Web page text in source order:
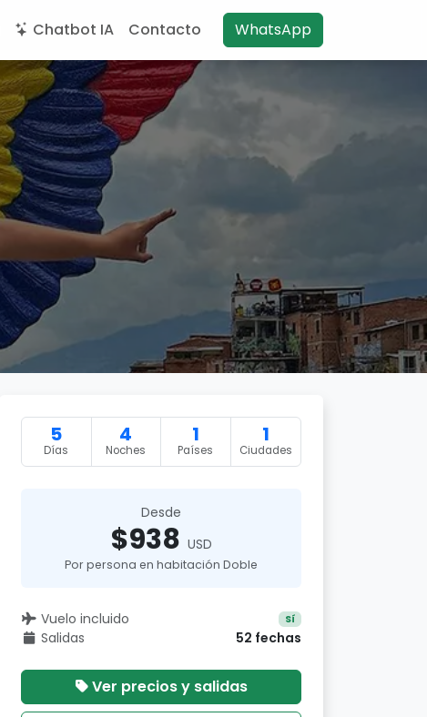
Chatbot IA Contacto WhatsApp
5
Días
4
Noches
1
Países
1
Ciudades
Desde
$938 USD
Por persona en habitación Doble
Vuelo incluido Sí
Salidas 52 fechas
Ver precios y salidas